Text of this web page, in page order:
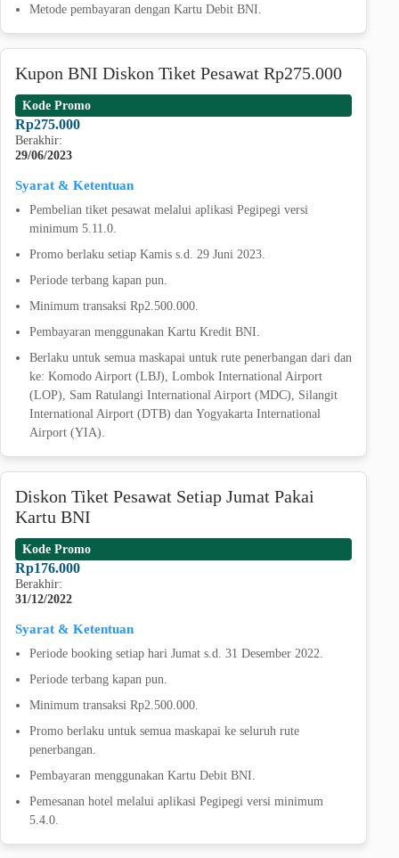
Metode pembayaran dengan Kartu Debit BNI.
Kupon BNI Diskon Tiket Pesawat Rp275.000
Kode Promo
Rp275.000
Berakhir:
29/06/2023
Syarat & Ketentuan
Pembelian tiket pesawat melalui aplikasi Pegipegi versi
minimum 5.11.0.
Promo berlaku setiap Kamis s.d. 29 Juni 2023.
Periode terbang kapan pun.
Minimum transaksi Rp2.500.000.
Pembayaran menggunakan Kartu Kredit BNI.
Berlaku untuk semua maskapai untuk rute penerbangan dari dan
ke: Komodo Airport (LBJ), Lombok International Airport
(LOP), Sam Ratulangi International Airport (MDC), Silangit
International Airport (DTB) dan Yogyakarta International
Airport (YIA).
Diskon Tiket Pesawat Setiap Jumat Pakai
Kartu BNI
Kode Promo
Rp176.000
Berakhir:
31/12/2022
Syarat & Ketentuan
Periode booking setiap hari Jumat s.d. 31 Desember 2022.
Periode terbang kapan pun.
Minimum transaksi Rp2.500.000.
Promo berlaku untuk semua maskapai ke seluruh rute
penerbangan.
Pembayaran menggunakan Kartu Debit BNI.
Pemesanan hotel melalui aplikasi Pegipegi versi minimum
5.4.0.